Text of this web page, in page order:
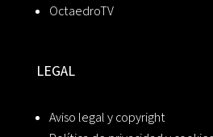
OctaedroTV
LEGAL
Aviso legal y copyright